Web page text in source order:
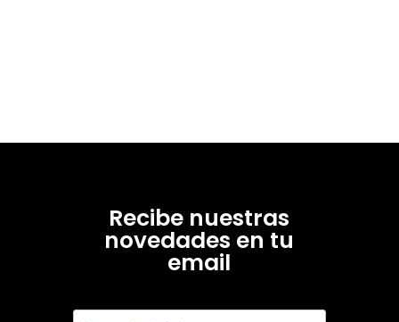
Recibe nuestras
novedades en tu
email